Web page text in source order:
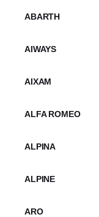
ABARTH
AIWAYS
AIXAM
ALFA ROMEO
ALPINA
ALPINE
ARO